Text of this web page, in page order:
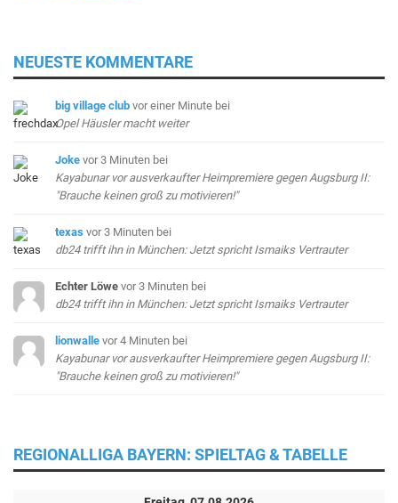
NEUESTE KOMMENTARE
big village club vor einer Minute bei
Opel Häusler macht weiter
Joke vor 3 Minuten bei
Kayabunar vor ausverkaufter Heimpremiere gegen Augsburg II:
"Brauche keinen groß zu motivieren!"
texas vor 3 Minuten bei
db24 trifft ihn in München: Jetzt spricht Ismaiks Vertrauter
Echter Löwe vor 3 Minuten bei
db24 trifft ihn in München: Jetzt spricht Ismaiks Vertrauter
lionwalle vor 4 Minuten bei
Kayabunar vor ausverkaufter Heimpremiere gegen Augsburg II:
"Brauche keinen groß zu motivieren!"
REGIONALLIGA BAYERN: SPIELTAG & TABELLE